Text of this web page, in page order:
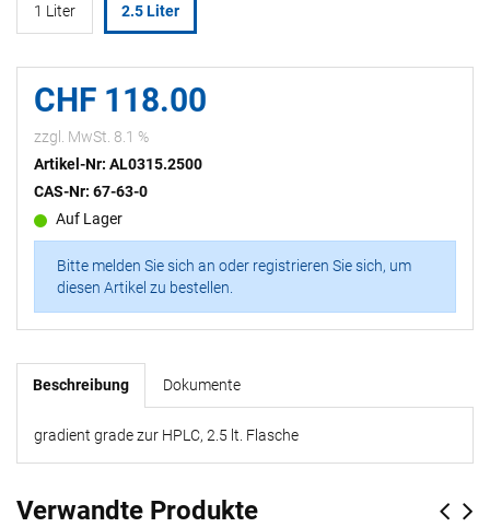
1 Liter 2.5 Liter
CHF 118.00
zzgl. MwSt. 8.1 %
Artikel-Nr: AL0315.2500
CAS-Nr: 67-63-0
Auf Lager
Bitte melden Sie sich an oder registrieren Sie sich, um
diesen Artikel zu bestellen.
Beschreibung Dokumente
gradient grade zur HPLC, 2.5 lt. Flasche
Verwandte Produkte